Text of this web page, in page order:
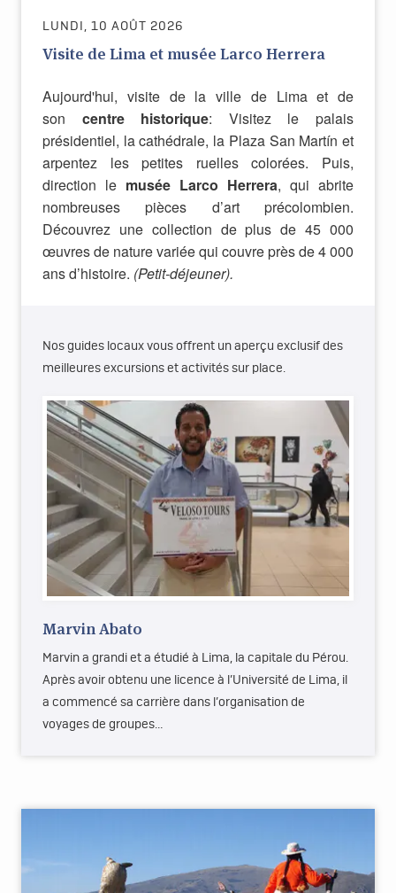
LUNDI, 10 AOÛT 2026
Visite de Lima et musée Larco Herrera
Aujourd'hui, visite de la ville de Lima et de
son
centre historique: Visitez le palais
présidentiel, la cathédrale, la Plaza San Martín et
arpentez les petites ruelles colorées. Puis,
direction le musée Larco Herrera, qui abrite
nombreuses pièces d’art précolombien.
Découvrez une collection de plus de 45 000
œuvres de nature variée qui couvre près de 4 000
ans d’histoire. (Petit-déjeuner).
Nos guides locaux vous offrent un aperçu exclusif des
meilleures excursions et activités sur place.
Marvin Abato
Marvin a grandi et a étudié à Lima, la capitale du Pérou.
Après avoir obtenu une licence à l’Université de Lima, il
a commencé sa carrière dans l’organisation de
voyages de groupes…